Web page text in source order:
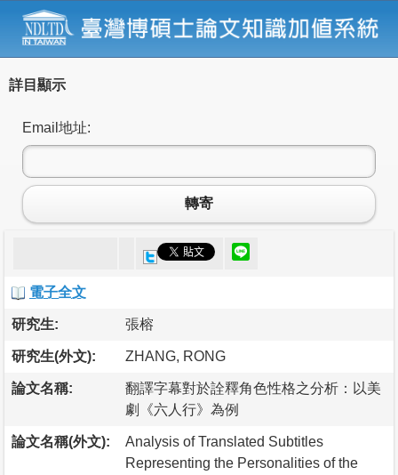
詳目顯示
Email地址:
轉寄
電子全文
研究生: 張榕
研究生(外文): ZHANG, RONG
論文名稱:
翻譯字幕對於詮釋角色性格之分析：以美
劇《六人行》為例
論文名稱(外文):
Analysis of Translated Subtitles
Representing the Personalities of the